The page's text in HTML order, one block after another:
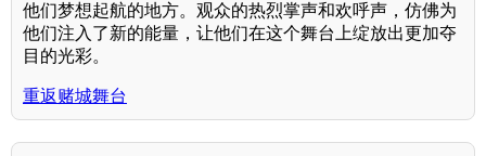
他们梦想起航的地方。观众的热烈掌声和欢呼声，仿佛为
他们注入了新的能量，让他们在这个舞台上绽放出更加夺
目的光彩。
重返赌城舞台